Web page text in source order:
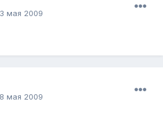
мая 2009
мая 2009